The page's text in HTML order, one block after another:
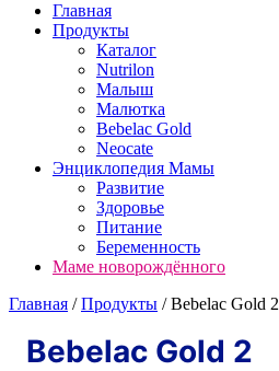
Главная
Продукты
Каталог
Nutrilon
Малыш
Малютка
Bebelac Gold
Neocate
Энциклопедия Мамы
Развитие
Здоровье
Питание
Беременность
Маме новорождённого
Главная /Продукты /Bebelac Gold 2
Bebelac Gold 2